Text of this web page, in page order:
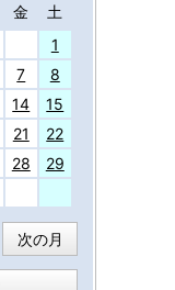
金
土
1
7
8
14
15
21
22
28
29
次の月